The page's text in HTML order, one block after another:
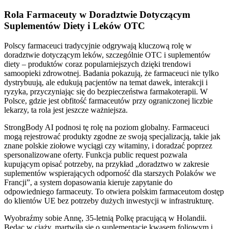
Rola Farmaceuty w Doradztwie Dotyczącym
Suplementów Diety i Leków OTC
Polscy farmaceuci tradycyjnie odgrywają kluczową rolę w
doradztwie dotyczącym leków, szczególnie OTC i suplementów
diety – produktów coraz popularniejszych dzięki trendowi
samoopieki zdrowotnej. Badania pokazują, że farmaceuci nie tylko
dystrybuują, ale edukują pacjentów na temat dawek, interakcji i
ryzyka, przyczyniając się do bezpieczeństwa farmakoterapii. W
Polsce, gdzie jest obfitość farmaceutów przy ograniczonej liczbie
lekarzy, ta rola jest jeszcze ważniejsza.
StrongBody AI podnosi tę rolę na poziom globalny. Farmaceuci
mogą rejestrować produkty zgodne ze swoją specjalizacją, takie jak
znane polskie ziołowe wyciągi czy witaminy, i doradzać poprzez
spersonalizowane oferty. Funkcja public request pozwala
kupującym opisać potrzeby, na przykład „doradztwo w zakresie
suplementów wspierających odporność dla starszych Polaków we
Francji”, a system dopasowania kieruje zapytanie do
odpowiedniego farmaceuty. To otwiera polskim farmaceutom dostęp
do klientów UE bez potrzeby dużych inwestycji w infrastrukturę.
Wyobraźmy sobie Annę, 35-letnią Polkę pracującą w Holandii.
Będąc w ciąży, martwiła się o suplementację kwasem foliowym i